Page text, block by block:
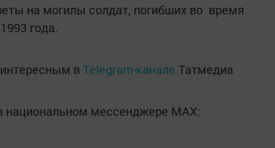
на могилы солдат, погибших во время
года.
в Telegram-канале Татмедиа
национальном мессенджере MАХ: